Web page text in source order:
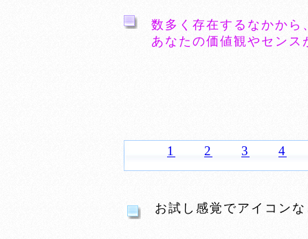
数多く存在するなかか
あなたの価値観やセン
1 2 3 4
お試し感覚でアイコンな